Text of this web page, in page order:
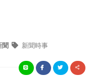
聞 新聞時事